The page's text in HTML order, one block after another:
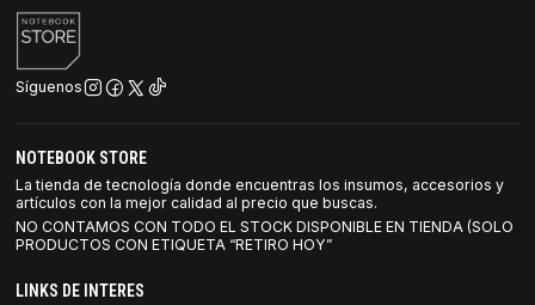
Síguenos
NOTEBOOK STORE
La tienda de tecnología donde encuentras los insumos, accesorios y
artículos con la mejor calidad al precio que buscas.
NO CONTAMOS CON TODO EL STOCK DISPONIBLE EN TIENDA (SOLO
PRODUCTOS CON ETIQUETA “RETIRO HOY”
LINKS DE INTERES